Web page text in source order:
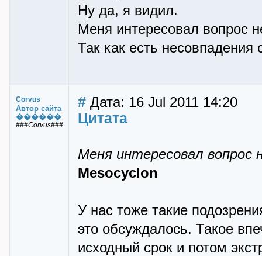
Ну да, я видил.
Меня интересовал вопрос
Так как есть
Corvus
Автор сайта
������
###Corvus###
# Дата: 16 Jul 2011 14:20
Цитата
Меня интересовал вопрос
Mesocyclon
У нас тоже такие
это обсуждалось. Такое
исходный срок и потом